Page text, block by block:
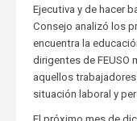
Ejecutiva y de hacer
Consejo analizó los
encuentra la
dirigentes de
aquellos
situación laboral y